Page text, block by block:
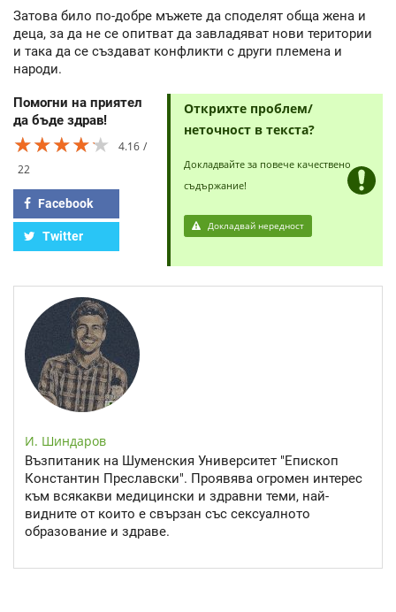
Затова било по-добре мъжете да споделят обща жена и
деца, за да не се опитват да завладяват нови територии
и така да се създават конфликти с други племена и
народи.
Помогни на приятел
да бъде здрав!
★★★★★
★★★★★
★★★★★
4.16
22
Facebook
Twitter
Открихте проблем/
неточност в текста?
Докладвайте за повече качествено
съдържание!
Докладвай нередност
И. Шиндаров
Възпитаник на Шуменския Университет "Епископ
Константин Преславски". Проявява огромен интерес
към всякакви медицински и здравни теми, най-
видните от които е свързан със сексуалното
образование и здраве.